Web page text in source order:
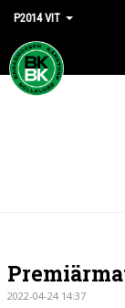
P2014 VIT
HEM
BILDGALLERI
2022-04-24 14:37